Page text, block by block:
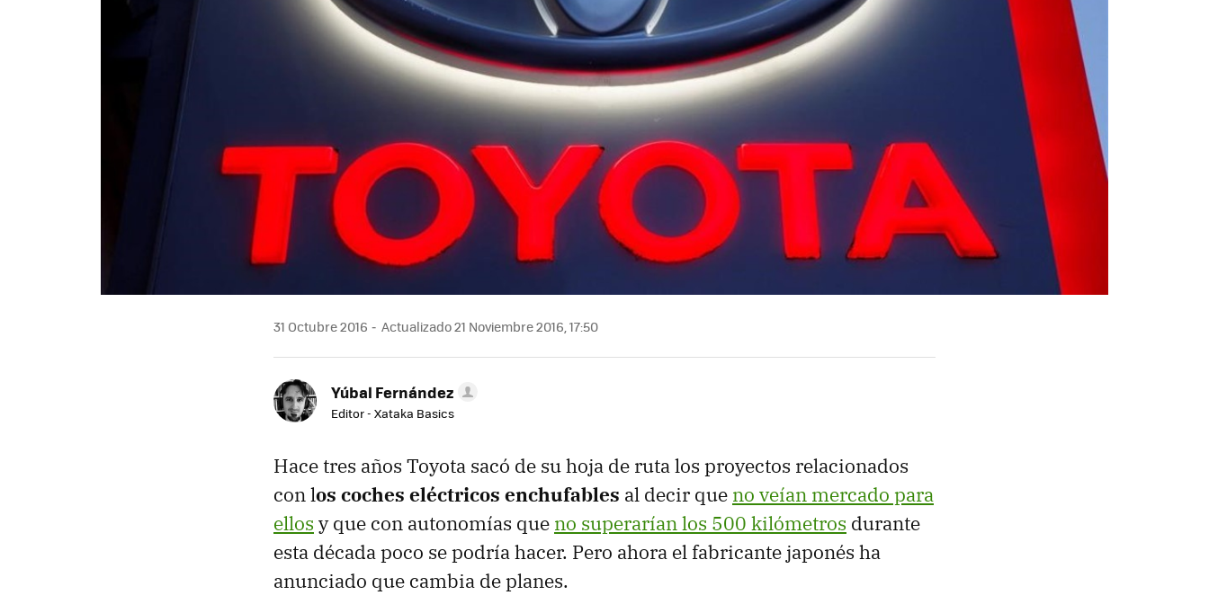
31 Octubre 2016 Actualizado 21 Noviembre 2016, 17:50
Yúbal Fernández
Editor - Xataka Basics
Hace tres años Toyota sacó de su hoja de ruta los proyectos relacionados
con los coches eléctricos enchufables al decir que no veían mercado para
ellos y que con autonomías que no superarían los 500 kilómetros durante
esta década poco se podría hacer. Pero ahora el fabricante japonés ha
anunciado que cambia de planes.